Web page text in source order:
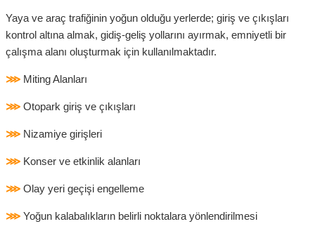
Yaya ve araç trafiğinin yoğun olduğu yerlerde; giriş ve çıkışları
kontrol altına almak, gidiş-geliş yollarını ayırmak, emniyetli bir
çalışma alanı oluşturmak için kullanılmaktadır.
⋙ Miting Alanları
⋙ Otopark giriş ve çıkışları
⋙ Nizamiye girişleri
⋙ Konser ve etkinlik alanları
⋙ Olay yeri geçişi engelleme
⋙ Yoğun kalabalıkların belirli noktalara yönlendirilmesi